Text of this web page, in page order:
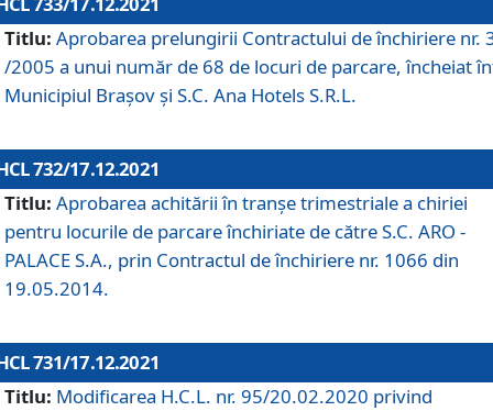
Titlu: Aprobarea prelungirii Contractului de închiriere nr.
/2005 a unui număr de 68 de locuri de parcare, încheiat
Municipiul Braşov şi S.C. Ana Hotels S.R.L.
732/17.12.2021
Titlu: Aprobarea achitării în tranșe trimestriale a chiriei
pentru locurile de parcare închiriate de către S.C. ARO -
PALACE S.A., prin Contractul de închiriere nr. 1066 din
19.05.2014.
731/17.12.2021
Titlu: Modificarea H.C.L. nr. 95/20.02.2020 privind